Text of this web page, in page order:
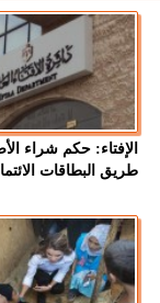
الإفتاء: حكم شراء
طريق البطاقات